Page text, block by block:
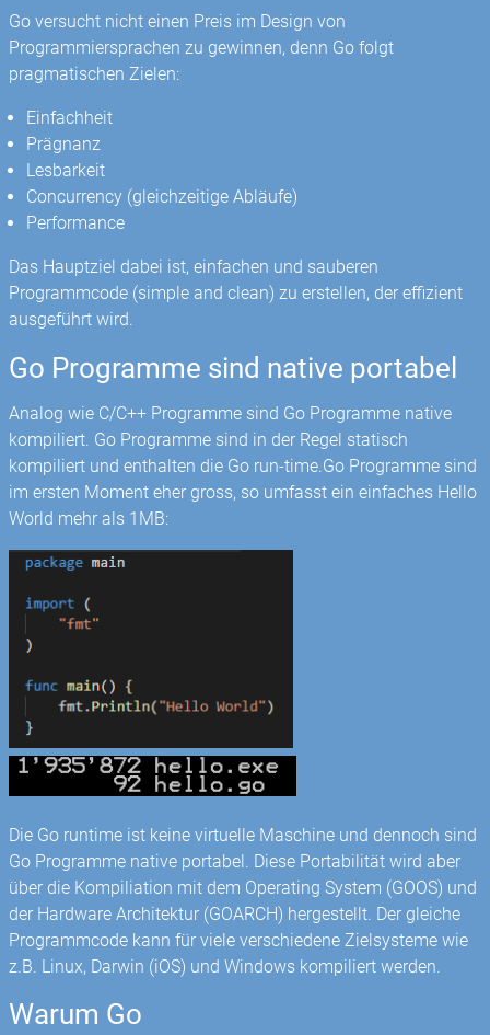
Go versucht nicht einen Preis im Design von
Programmiersprachen zu gewinnen, denn Go folgt
pragmatischen Zielen:
Einfachheit
Prägnanz
Lesbarkeit
Concurrency (gleichzeitige Abläufe)
Performance
Das Hauptziel dabei ist, einfachen und sauberen
Programmcode (simple and clean) zu erstellen, der effizient
ausgeführt wird.
Go Programme sind native portabel
Analog wie C/C++ Programme sind Go Programme native
kompiliert. Go Programme sind in der Regel statisch
kompiliert und enthalten die Go run-time.Go Programme sind
im ersten Moment eher gross, so umfasst ein einfaches Hello
World mehr als 1MB:
Die Go runtime ist keine virtuelle Maschine und dennoch sind
Go Programme native portabel. Diese Portabilität wird aber
über die Kompiliation mit dem Operating System (GOOS) und
der Hardware Architektur (GOARCH) hergestellt. Der gleiche
Programmcode kann für viele verschiedene Zielsysteme wie
z.B. Linux, Darwin (iOS) und Windows kompiliert werden.
Warum Go